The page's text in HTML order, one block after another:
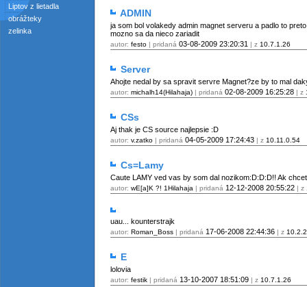
Liptov z lietadla
obrážteky
zelinka
ADMIN
ja som bol volakedy admin magnet serveru a padlo to
mozno sa da nieco zariadit
autor: festo | pridaná 03-08-2009 23:20:31 | z 10.7.1.26
Server
Ahojte nedal by sa spravit servre Magnet?ze by to mal
autor: michalh14(Hilahaja) | pridaná 02-08-2009 16:25:28 | z
CSs
Aj thak je CS source najlepsie :D
autor: v.zatko | pridaná 04-05-2009 17:24:43 | z 10.11.0.54
Cs=Lamy
Caute LAMY ved vas by som dal nozikom:D:D:D!! Ak
autor: wE[a]K ?! 1Hilahaja | pridaná 12-12-2008 20:55:22 | z
uau... kounterstrajk
autor: Roman_Boss | pridaná 17-06-2008 22:44:36 | z
E
lolovia
autor: festik | pridaná 13-10-2007 18:51:09 | z 10.7.1.26